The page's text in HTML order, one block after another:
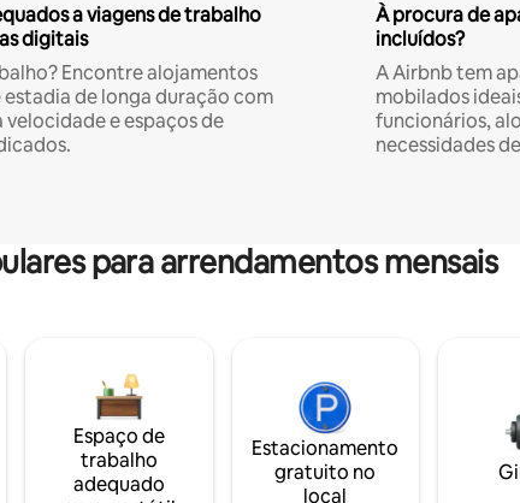
a viagens de trabalho
digitais
Encontre alojamentos
estadia de longa duração com
velocidade e espaços de
À procura de
incluídos?
A Airbnb tem
mobilados
funcionários,
necessidades
para arrendamentos mensais
Espaço de
trabalho
adequado
Estacionamento
gratuito no
local